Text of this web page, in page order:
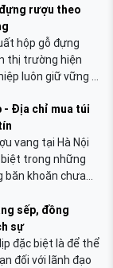
rượu theo
hộp gỗ đựng
thị trường hiện
luôn giữ vững vị
trong nghề,
đến cho
dịch vụ chăm
- Địa chỉ mua túi
vang tại Hà Nội
biệt trong những
băn khoăn chưa
thì hãy tham
viết sau đây.
sếp, đồng
sự
đặc biệt là để thể
đối với lãnh đạo